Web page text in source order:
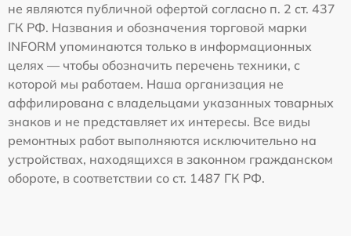
не являются публичной офертой согласно п. 2 ст. 437
ГК РФ. Названия и обозначения торговой марки
INFORM упоминаются только в информационных
целях — чтобы обозначить перечень техники, с
которой мы работаем. Наша организация не
аффилирована с владельцами указанных товарных
знаков и не представляет их интересы. Все виды
ремонтных работ выполняются исключительно на
устройствах, находящихся в законном гражданском
обороте, в соответствии со ст. 1487 ГК РФ.